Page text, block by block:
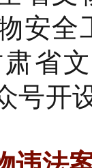
安
省
号开